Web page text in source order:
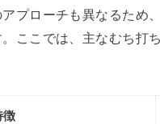
プローチも異なるため
ここでは、主なむち打
徴